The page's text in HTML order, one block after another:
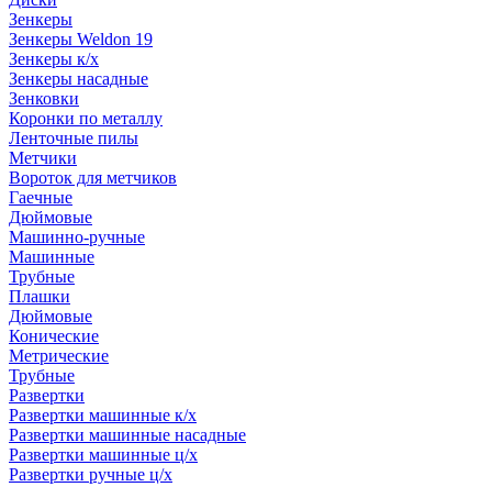
Зенкеры
Зенкеры Weldon 19
Зенкеры к/х
Зенкеры насадные
Зенковки
Коронки по металлу
Ленточные пилы
Метчики
Вороток для метчиков
Гаечные
Дюймовые
Машинно-ручные
Машинные
Трубные
Плашки
Дюймовые
Конические
Метрические
Трубные
Развертки
Развертки машинные к/х
Развертки машинные насадные
Развертки машинные ц/х
Развертки ручные ц/х